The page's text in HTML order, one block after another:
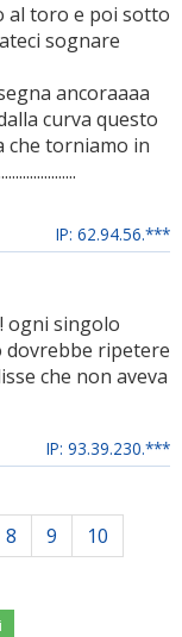
al toro e poi sotto
sognare
ancoraaaa
curva questo
che torniamo in
IP: 62.94.56.***
ogni singolo
ripetere
che non aveva
IP: 93.39.230.***
8 9 10